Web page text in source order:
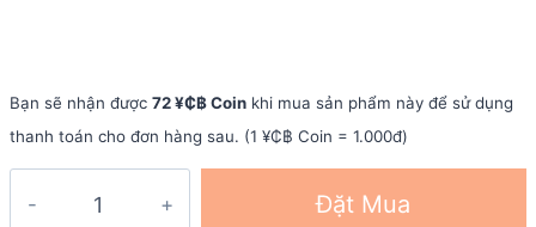
Bạn sẽ nhận được 72 ¥₵฿ Coin khi mua sản phẩm này để sử dụng
thanh toán cho đơn hàng sau. (1 ¥₵฿ Coin = 1.000đ)
Đặt Mua